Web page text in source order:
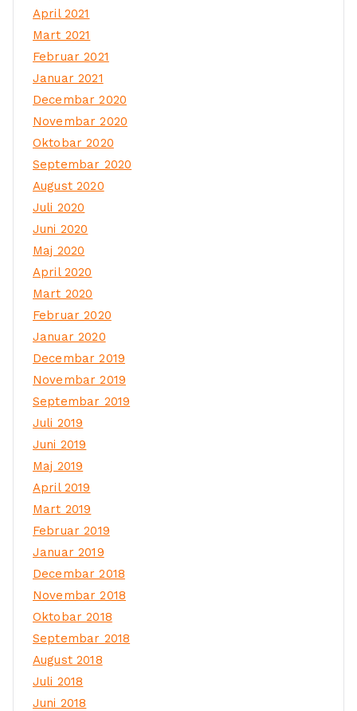
April 2021
Mart 2021
Februar 2021
Januar 2021
Decembar 2020
Novembar 2020
Oktobar 2020
Septembar 2020
August 2020
Juli 2020
Juni 2020
Maj 2020
April 2020
Mart 2020
Februar 2020
Januar 2020
Decembar 2019
Novembar 2019
Septembar 2019
Juli 2019
Juni 2019
Maj 2019
April 2019
Mart 2019
Februar 2019
Januar 2019
Decembar 2018
Novembar 2018
Oktobar 2018
Septembar 2018
August 2018
Juli 2018
Juni 2018